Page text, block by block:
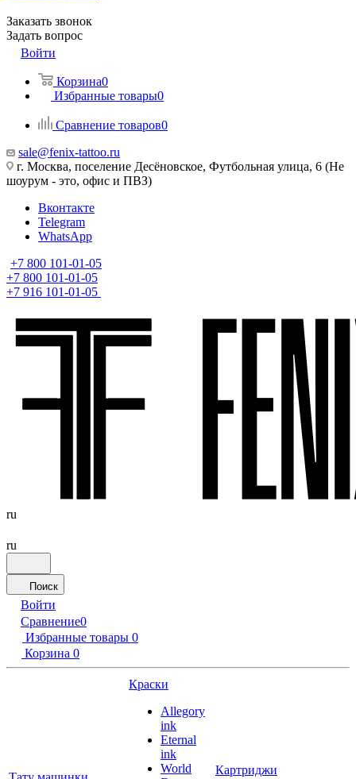
Заказать звонок
Задать вопрос
Войти
Корзина0
Избранные товары0
Сравнение товаров0
sale@fenix-tattoo.ru
г. Москва, поселение Десёновское, Футбольная улица, 6 (Не
шоурум - это, офис и ПВЗ)
Вконтакте
Telegram
WhatsApp
+7 800 101-01-05
+7 800 101-01-05
+7 916 101-01-05
ru
ru
Поиск
Войти
Сравнение0
Избранные товары 0
Корзина 0
Краски
Allegory
ink
Eternal
ink
World
Картриджи